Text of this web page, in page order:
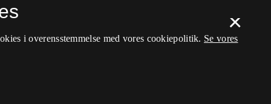
×
i overensstemmelse med vores cookiepolitik. Se vores